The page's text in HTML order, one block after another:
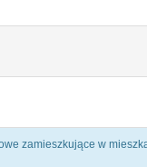
zamieszkujące w